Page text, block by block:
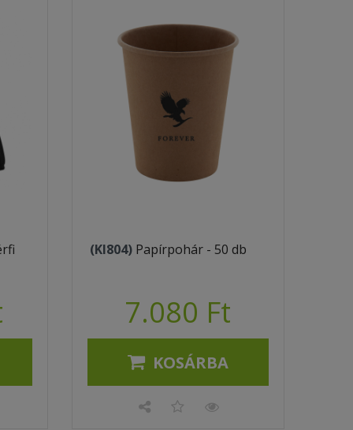
(KI804) Papírpohár - 50 db
7.080 Ft
KOSÁRBA